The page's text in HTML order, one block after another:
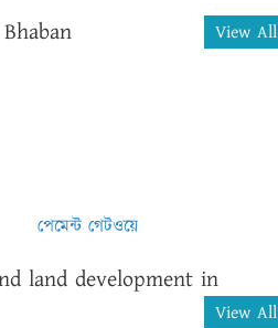
View All
পেমেন্ট গেটওয়ে
land development in
View All